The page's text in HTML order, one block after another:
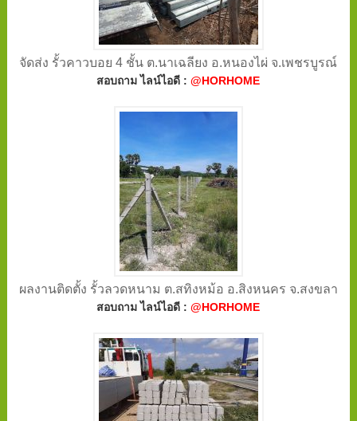
จัดส่ง รั้วคาวบอย 4 ชั้น ต.นาเฉลียง อ.หนองไผ่ จ.เพชรบูรณ์
สอบถาม ไลน์ไอดี :@HORHOME
ผลงานติดตั้ง รั้วลวดหนาม ต.สทิงหม้อ อ.สิงหนคร จ.สงขลา
สอบถาม ไลน์ไอดี :@HORHOME